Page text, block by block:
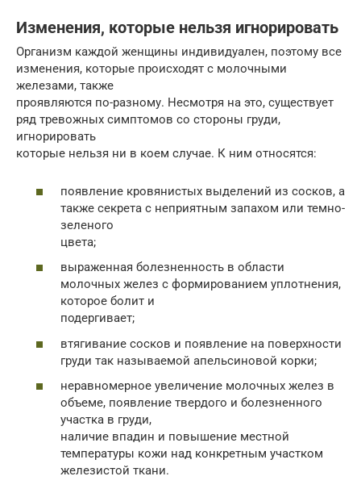
Изменения, которые нельзя игнорировать
Организм каждой женщины индивидуален, поэтому все
изменения, которые происходят с молочными
железами, также
проявляются по-разному. Несмотря на это, существует
ряд тревожных симптомов со стороны груди,
игнорировать
которые нельзя ни в коем случае. К ним относятся:
появление кровянистых выделений из сосков, а
также секрета с неприятным запахом или темно-
зеленого
цвета;
выраженная болезненность в области
молочных желез с формированием уплотнения,
которое болит и
подергивает;
втягивание сосков и появление на поверхности
груди так называемой апельсиновой корки;
неравномерное увеличение молочных желез в
объеме, появление твердого и болезненного
участка в груди,
наличие впадин и повышение местной
температуры кожи над конкретным участком
железистой ткани.